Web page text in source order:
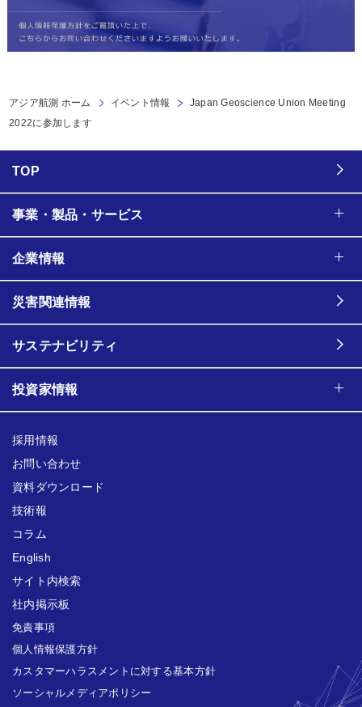
アジア航測 ホーム イベント情報
Japan Geoscience Union Meeting
2022に参加します
TOP
事業・製品・サービス
企業情報
災害関連情報
サステナビリティ
投資家情報
採用情報
お問い合わせ
資料ダウンロード
技術報
コラム
English
サイト内検索
社内掲示板
免責事項
個人情報保護方針
カスタマーハラスメントに対する基本方針
ソーシャルメディアポリシー